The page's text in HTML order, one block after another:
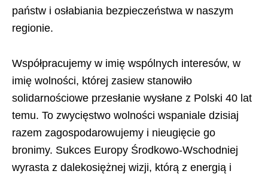
państw i osłabiania bezpieczeństwa w naszym
regionie.
Współpracujemy w imię wspólnych interesów, w
imię wolności, której zasiew stanowiło
solidarnościowe przesłanie wysłane z Polski 40 lat
temu. To zwycięstwo wolności wspaniale dzisiaj
razem zagospodarowujemy i nieugięcie go
bronimy. Sukces Europy Środkowo-Wschodniej
wyrasta z dalekosiężnej wizji, którą z energią i